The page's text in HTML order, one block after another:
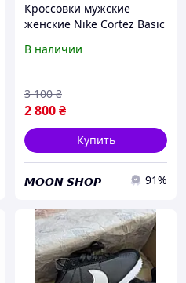
Кроссовки мужские
женские Nike Cortez Basic
черные найк кортез
В наличии
2 800₴
3 100 ₴
Купить
𝙈𝙊𝙊𝙉 𝙎𝙃𝙊𝙋 91%